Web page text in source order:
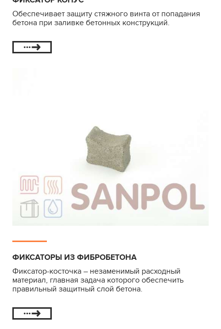
Обеспечивает защиту стяжного винта от попадания
бетона при заливке бетонных конструкций.
ФИКСАТОРЫ ИЗ ФИБРОБЕТОНА
Фиксатор-косточка – незаменимый расходный
материал, главная задача которого обеспечить
правильный защитный слой бетона.